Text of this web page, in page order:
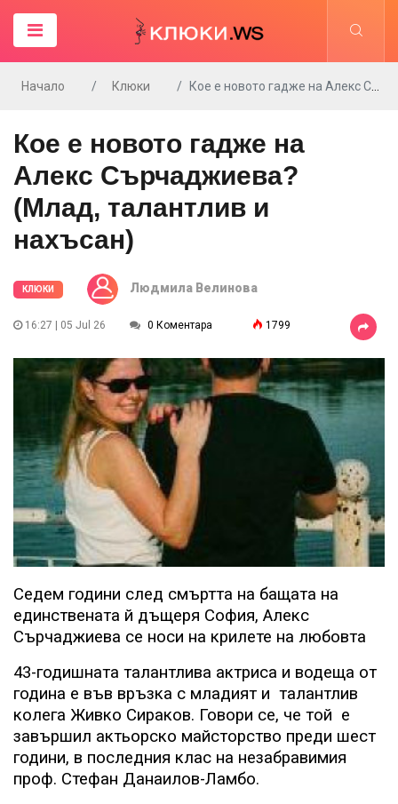
Начало Клюки Кое е новото гадже на Алекс Сърчаджиева? (Млад, талантлив и нахъсан)
Кое е новото гадже на
Алекс Сърчаджиева?
(Млад, талантлив и
нахъсан)
КЛЮКИ Людмила Велинова
16:27 | 05 Jul 26 0 Коментара 1799
Седем години след смъртта на бащата на
единствената й дъщеря София, Алекс
Сърчаджиева се носи на крилете на любовта
43-годишната талантлива актриса и водеща от
година е във връзка с младият и талантлив
колега Живко Сираков. Говори се, че той е
завършил актьорско майсторство преди шест
години, в последния клас на незабравимия
проф. Стефан Данаилов-Ламбо.